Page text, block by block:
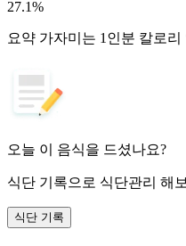
27.1%
요약 가자미는 1인분 칼로
오늘 이 음식을 드셨나요?
식단 기록으로 식단관리 해
식단 기록